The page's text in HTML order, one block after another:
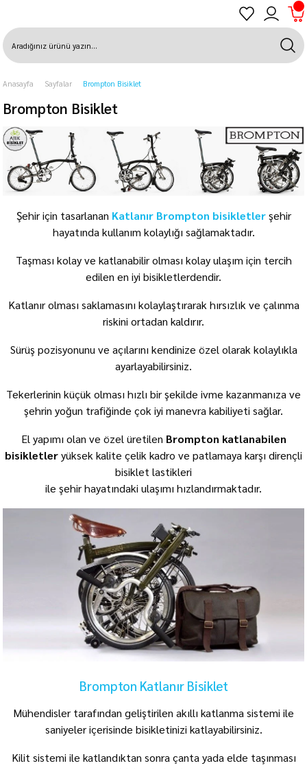
Anasayfa Sayfalar Brompton Bisiklet
Brompton Bisiklet
Şehir için tasarlanan Katlanır Brompton bisikletlerşehir
hayatında kullanım kolaylığı sağlamaktadır.
Taşması kolay ve katlanabilir olması kolay ulaşım için tercih
edilen en iyi bisikletlerdendir.
Katlanır olması saklamasını kolaylaştırarak hırsızlık ve çalınma
riskini ortadan kaldırır.
Sürüş pozisyonunu ve açılarını kendinize özel olarak kolaylıkla
ayarlayabilirsiniz.
Tekerlerinin küçük olması hızlı bir şekilde ivme kazanmanıza ve
şehrin yoğun trafiğinde çok iyi manevra kabiliyeti sağlar.
El yapımı olan ve özel üretilen Brompton katlanabilen
bisikletleryüksek kalite çelik kadro ve patlamaya karşı dirençli
bisiklet lastikleri
ile şehir hayatındaki ulaşımı hızlandırmaktadır.
Brompton Katlanır Bisiklet
Mühendisler tarafından geliştirilen akıllı katlanma sistemi ile
saniyeler içerisinde bisikletinizi katlayabilirsiniz.
Kilit sistemi ile katlandıktan sonra çanta yada elde taşınması